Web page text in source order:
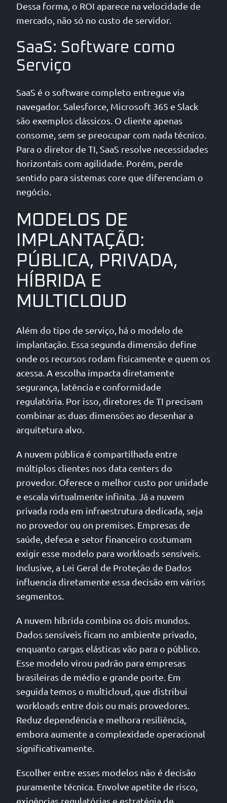
Dessa forma, o ROI aparece na velocidade de
mercado, não só no custo de servidor.
SaaS: Software como
Serviço
SaaS é o software completo entregue via
navegador. Salesforce, Microsoft 365 e Slack
são exemplos clássicos. O cliente apenas
consome, sem se preocupar com nada técnico.
Para o diretor de TI, SaaS resolve necessidades
horizontais com agilidade. Porém, perde
sentido para sistemas core que diferenciam o
negócio.
MODELOS DE
IMPLANTAÇÃO:
PÚBLICA, PRIVADA,
HÍBRIDA E
MULTICLOUD
Além do tipo de serviço, há o modelo de
implantação. Essa segunda dimensão define
onde os recursos rodam fisicamente e quem os
acessa. A escolha impacta diretamente
segurança, latência e conformidade
regulatória. Por isso, diretores de TI precisam
combinar as duas dimensões ao desenhar a
arquitetura alvo.
A nuvem pública é compartilhada entre
múltiplos clientes nos data centers do
provedor. Oferece o melhor custo por unidade
e escala virtualmente infinita. Já a nuvem
privada roda em infraestrutura dedicada, seja
no provedor ou on premises. Empresas de
saúde, defesa e setor financeiro costumam
exigir esse modelo para workloads sensíveis.
Inclusive, a Lei Geral de Proteção de Dados
influencia diretamente essa decisão em vários
segmentos.
A nuvem híbrida combina os dois mundos.
Dados sensíveis ficam no ambiente privado,
enquanto cargas elásticas vão para o público.
Esse modelo virou padrão para empresas
brasileiras de médio e grande porte. Em
seguida temos o multicloud, que distribui
workloads entre dois ou mais provedores.
Reduz dependência e melhora resiliência,
embora aumente a complexidade operacional
significativamente.
Escolher entre esses modelos não é decisão
puramente técnica. Envolve apetite de risco,
exigências regulatórias e estratégia de